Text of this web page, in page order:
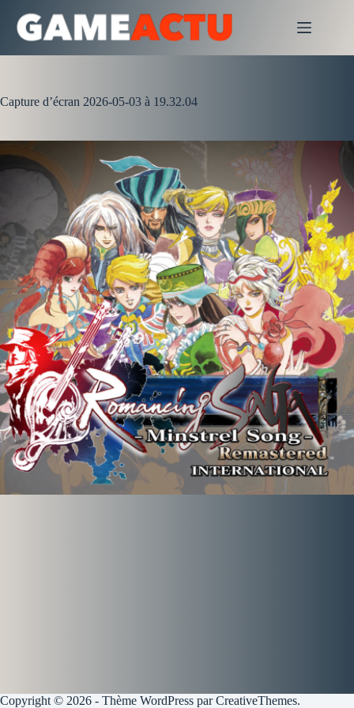
contenu
Capture d’écran 2026-05-03 à 19.32.04
Copyright © 2026 - Thème WordPress parCreativeThemes.